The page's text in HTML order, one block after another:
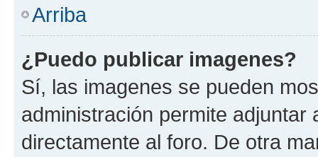
Arriba
¿Puedo publicar imagenes?
Sí, las imagenes se pueden
administración permite
directamente al foro. De otra